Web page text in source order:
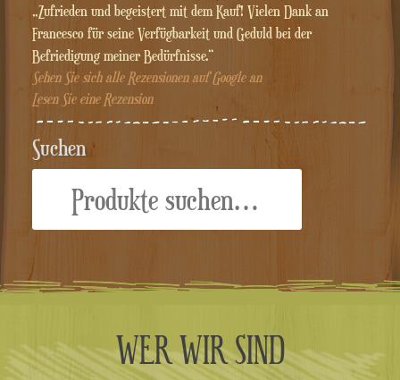
„Zufrieden und begeistert mit dem Kauf! Vielen Dank an
Francesco für seine Verfügbarkeit und Geduld bei der
Befriedigung meiner Bedürfnisse.“
Sehen Sie sich alle Rezensionen auf Google an
Lesen Sie eine Rezension
Suchen
WER WIR SIND